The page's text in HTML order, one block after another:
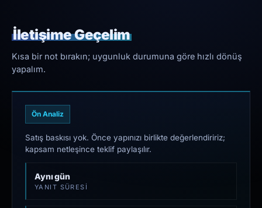
İletişime Geçelim
Kısa bir not bırakın; uygunluk durumuna göre hızlı dönüş
yapalım.
Ön Analiz
Satış baskısı yok. Önce yapınızı birlikte değerlendiririz;
kapsam netleşince teklif paylaşılır.
Aynı gün
YANIT SÜRESI